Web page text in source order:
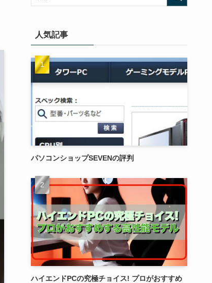
人気記事
パソコンショップSEVENの評判
ハイエンドPCの究極チョイス! プロがおすすめ